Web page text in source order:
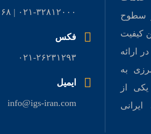
سطوح
كيفيت
ارائه
به
از
۰۲۱-۳۲۸۱۲۰۰۰ | ۰۲۱-۲۶۲۱۷۰۶۸
فکس
۰۲۱-۲۶۲۳۱۲۹۳
ایمیل
info@igs-iran.com